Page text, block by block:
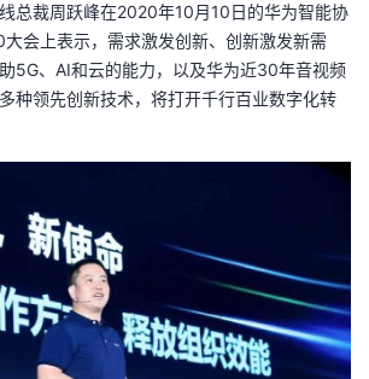
总裁周跃峰在2020年10月10日的华为智能协
会上表示，需求激发创新、创新激发新需
5G、AI和云的能力，以及华为近30年音视频
种领先创新技术，将打开千行百业数字化转